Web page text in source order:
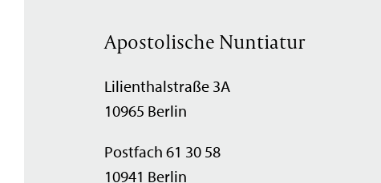
Apostolische Nuntiatur
Lilienthalstraße 3A
10965 Berlin
Postfach 61 30 58
10941 Berlin